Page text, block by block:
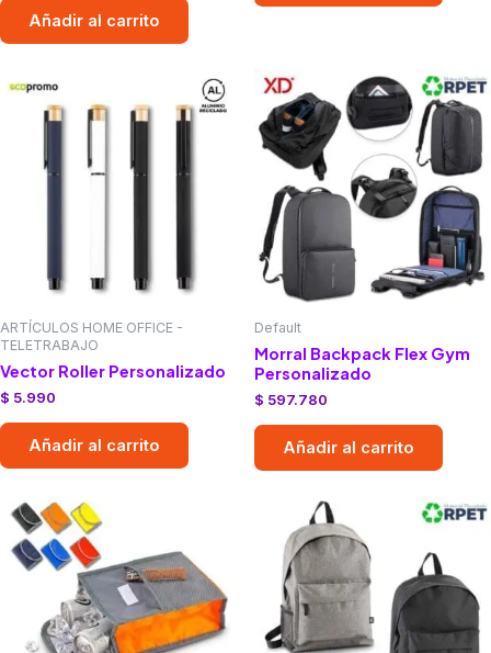
Añadir al carrito
ARTÍCULOS HOME OFFICE -
TELETRABAJO
Vector Roller Personalizado
$ 5.990
Añadir al carrito
Default
Morral Backpack Flex Gym
Personalizado
$ 597.780
Añadir al carrito